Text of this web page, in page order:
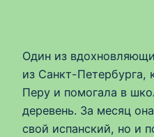
Один из
из Санкт-Петербурга,
Перу и помогала в
деревень. За месяц
свой испанский, но и